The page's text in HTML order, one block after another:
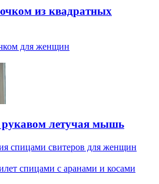
из квадратных
для женщин
рукавом летучая мышь
спицами свитеров для женщин